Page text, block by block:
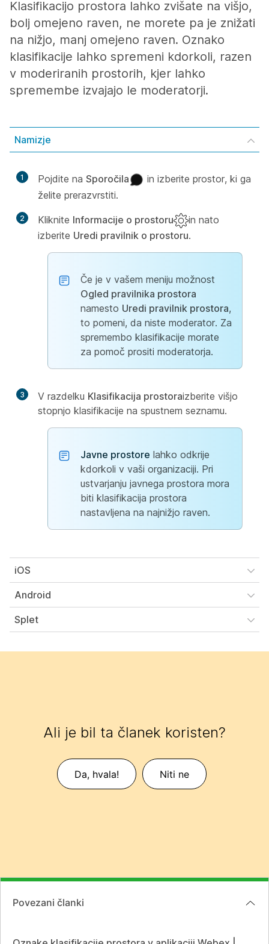
Klasifikacijo prostora lahko zvišate na višjo,
bolj omejeno raven, ne morete pa je znižati
na nižjo, manj omejeno raven. Oznako
klasifikacije lahko spremeni kdorkoli, razen
v moderiranih prostorih, kjer lahko
spremembe izvajajo le moderatorji.
Namizje
1 Pojdite na Sporočila
in izberite prostor, ki ga
želite prerazvrstiti.
2 Kliknite Informacije o prostoru
in nato
izberite Uredi pravilnik o prostoru.
Če je v vašem meniju možnost
Ogled pravilnika prostora
namesto Uredi pravilnik prostora,
to pomeni, da niste moderator. Za
spremembo klasifikacije morate
za pomoč prositi moderatorja.
3 V razdelku Klasifikacija prostoraizberite višjo
stopnjo klasifikacije na spustnem seznamu.
Javne prostore lahko odkrije
kdorkoli v vaši organizaciji. Pri
ustvarjanju javnega prostora mora
biti klasifikacija prostora
nastavljena na najnižjo raven.
iOS
Android
Splet
Ali je bil ta članek koristen?
Da, hvala! Niti ne
Povezani članki